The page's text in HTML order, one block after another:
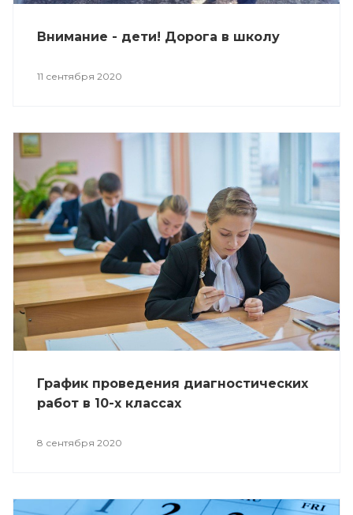
Внимание - дети! Дорога в школу
11 сентября 2020
График проведения диагностических
работ в 10-х классах
8 сентября 2020